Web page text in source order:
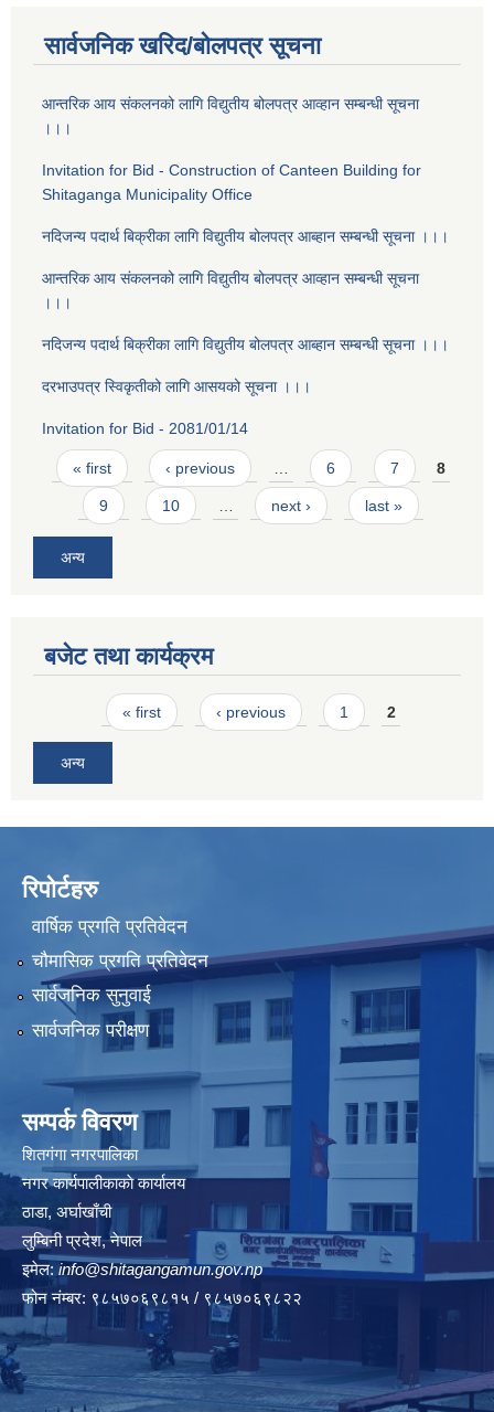
सार्वजनिक खरिद/बोलपत्र सूचना
आन्तरिक आय संकलनको लागि विद्युतीय बोलपत्र आव्हान सम्बन्धी सूचना
।।।
Invitation for Bid - Construction of Canteen Building for
Shitaganga Municipality Office
नदिजन्य पदार्थ बिक्रीका लागि विद्युतीय बोलपत्र आब्हान सम्बन्धी सूचना ।।।
आन्तरिक आय संकलनको लागि विद्युतीय बोलपत्र आव्हान सम्बन्धी सूचना
।।।
नदिजन्य पदार्थ बिक्रीका लागि विद्युतीय बोलपत्र आब्हान सम्बन्धी सूचना ।।।
दरभाउपत्र स्विकृतीको लागि आसयको सूचना ।।।
Invitation for Bid - 2081/01/14
Pages
« first ‹ previous … 6 7 8
9 10 … next › last »
अन्य
बजेट तथा कार्यक्रम
Pages« first ‹ previous 1 2
अन्य
रिपोर्टहरु
वार्षिक प्रगति प्रतिवेदन
चौमासिक प्रगति प्रतिवेदन
सार्वजनिक सुनुवाई
सार्वजनिक परीक्षण
सम्पर्क विवरण
शितगंगा नगरपालिका
नगर कार्यपालीकाकाे कार्यालय
ठाडा, अर्घाखाँची
लुम्बिनी प्रदेश, नेपाल
इमेल: info@shitagangamun.gov.np
फोन नंम्बर: ९८५७०६९८१५ / ९८५७०६९८२२